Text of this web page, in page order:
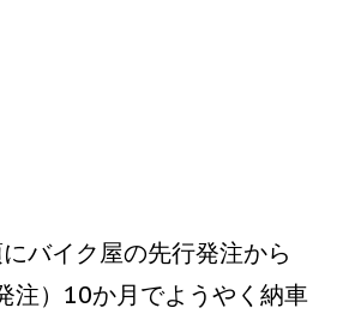
バイク屋の先行発注から
注）10か月でようやく納車